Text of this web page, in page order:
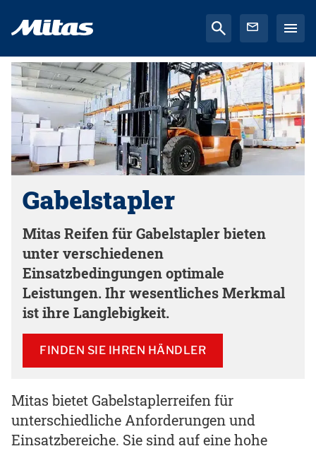
Gabelstapler
Mitas Reifen für Gabelstapler bieten
unter verschiedenen
Einsatzbedingungen optimale
Leistungen. Ihr wesentliches Merkmal
ist ihre Langlebigkeit.
FINDEN SIE IHREN HÄNDLER
Mitas bietet Gabelstaplerreifen für
unterschiedliche Anforderungen und
Einsatzbereiche. Sie sind auf eine hohe